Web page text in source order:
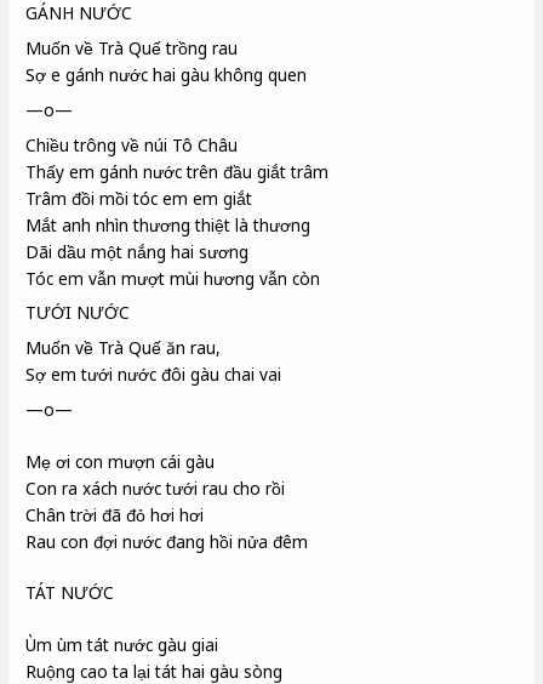
GÁNH NƯỚC
Muốn về Trà Quếtrồng rau
Sợ e gánh nước hai gàu không quen
—o—
Chiều trông về núi Tô Châu
Thấy em gánh nước trên đầu giắt trâm
Trâm đồi mồi tóc em em giắt
Mắt anh nhìn thương thiệt là thương
Dãi dầu một nắng hai sương
Tóc em vẫn mượt mùi hương vẫn còn
TƯỚI NƯỚC
Muốn về Trà Quế ăn rau,
Sợ em tưới nước đôi gàu chai vai
—o—
Mẹ ơi con mượn cái gàu
Con ra xách nước tưới rau cho rồi
Chân trời đã đỏ hơi hơi
Rau con đợi nước đang hồi nửa đêm
TÁT NƯỚC
Ùm ùm tát nước gàu giai
Ruộng cao ta lại tát hai gàu sòng